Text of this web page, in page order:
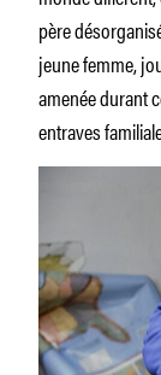
père
jeune femme,
amenée durant
entraves